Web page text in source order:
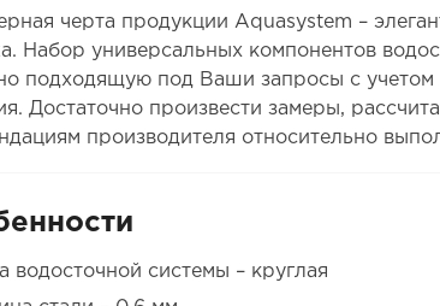
черта продукции Aquasystem –
Набор универсальных компонентов
подходящую под Ваши запросы с учетом
Достаточно произвести замеры,
производителя относительно
водосточной системы – круглая